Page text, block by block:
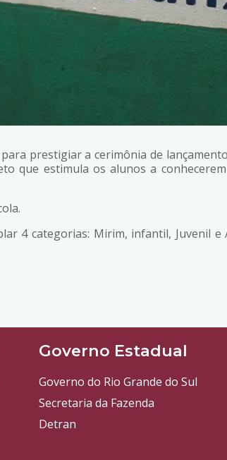
prestigiar a cerimônia de
que estimula os alunos a
4 categorias: Mirim, infantil, Juvenil
Governo Estadual
Governo do Rio Grande do Sul
Secretaria da Fazenda
Detran